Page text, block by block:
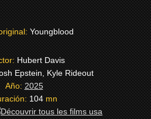
Youngblood
Hubert Davis
Epstein, Kyle Rideout
Año:2025
104mn